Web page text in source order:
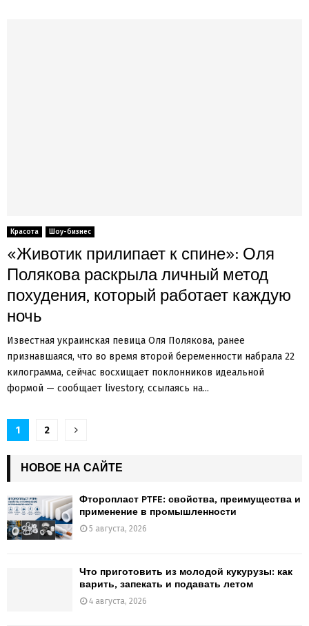
Красота Шоу-бизнес
«Животик прилипает к спине»: Оля
Полякова раскрыла личный метод
похудения, который работает каждую
ночь
Известная украинская певица Оля Полякова, ранее
признавшаяся, что во время второй беременности набрала 22
килограмма, сейчас восхищает поклонников идеальной
формой — сообщает livestory, ссылаясь на...
Пагинация
записей
1 2
НОВОЕ НА САЙТЕ
Фторопласт PTFE: свойства, преимущества и
применение в промышленности
5 августа, 2026
Что приготовить из молодой кукурузы: как
варить, запекать и подавать летом
4 августа, 2026